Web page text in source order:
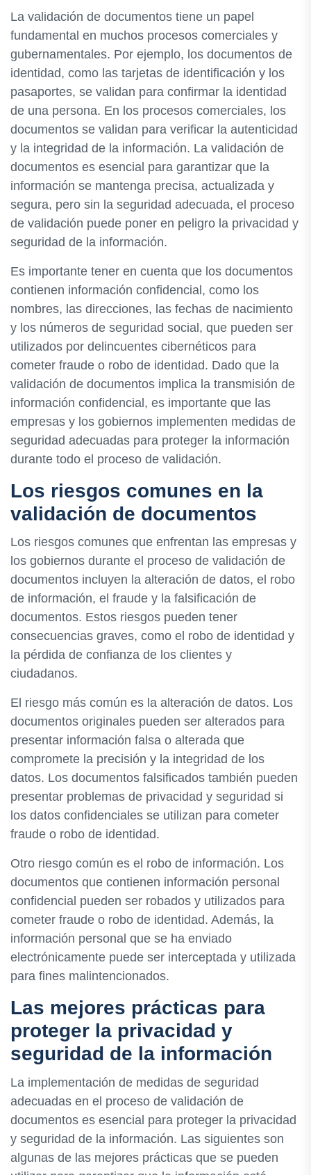
La validación de documentos tiene un papel
fundamental en muchos procesos comerciales y
gubernamentales. Por ejemplo, los documentos de
identidad, como las tarjetas de identificación y los
pasaportes, se validan para confirmar la identidad
de una persona. En los procesos comerciales, los
documentos se validan para verificar la autenticidad
y la integridad de la información. La validación de
documentos es esencial para garantizar que la
información se mantenga precisa, actualizada y
segura, pero sin la seguridad adecuada, el proceso
de validación puede poner en peligro la privacidad y
seguridad de la información.
Es importante tener en cuenta que los documentos
contienen información confidencial, como los
nombres, las direcciones, las fechas de nacimiento
y los números de seguridad social, que pueden ser
utilizados por delincuentes cibernéticos para
cometer fraude o robo de identidad. Dado que la
validación de documentos implica la transmisión de
información confidencial, es importante que las
empresas y los gobiernos implementen medidas de
seguridad adecuadas para proteger la información
durante todo el proceso de validación.
Los riesgos comunes en la
validación de documentos
Los riesgos comunes que enfrentan las empresas y
los gobiernos durante el proceso de validación de
documentos incluyen la alteración de datos, el robo
de información, el fraude y la falsificación de
documentos. Estos riesgos pueden tener
consecuencias graves, como el robo de identidad y
la pérdida de confianza de los clientes y
ciudadanos.
El riesgo más común es la alteración de datos. Los
documentos originales pueden ser alterados para
presentar información falsa o alterada que
compromete la precisión y la integridad de los
datos. Los documentos falsificados también pueden
presentar problemas de privacidad y seguridad si
los datos confidenciales se utilizan para cometer
fraude o robo de identidad.
Otro riesgo común es el robo de información. Los
documentos que contienen información personal
confidencial pueden ser robados y utilizados para
cometer fraude o robo de identidad. Además, la
información personal que se ha enviado
electrónicamente puede ser interceptada y utilizada
para fines malintencionados.
Las mejores prácticas para
proteger la privacidad y
seguridad de la información
La implementación de medidas de seguridad
adecuadas en el proceso de validación de
documentos es esencial para proteger la privacidad
y seguridad de la información. Las siguientes son
algunas de las mejores prácticas que se pueden